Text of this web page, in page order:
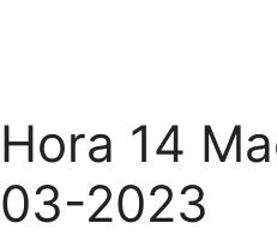
Hora 14
03-2023